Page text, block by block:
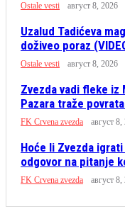
Ostale vesti август 8, 2026
Uzalud Tadićeva
doživeo poraz
Ostale vesti август 8, 2026
Zvezda vadi fleke iz
Pazara traže
FK Crvena zvezda август 8,
Hoće li Zvezda
odgovor na pitanje
FK Crvena zvezda август 8,